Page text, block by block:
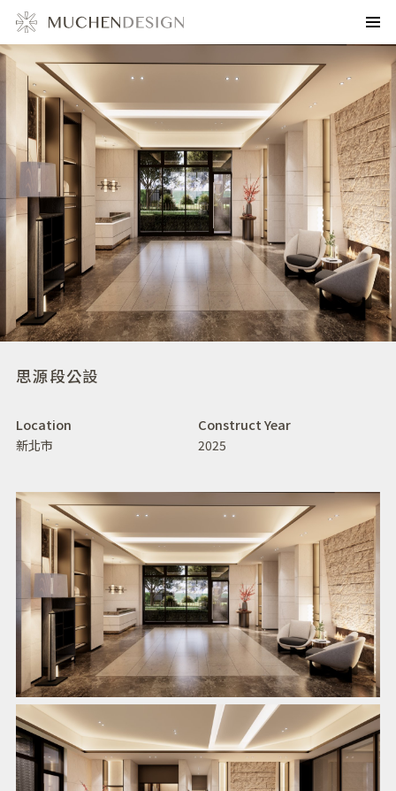
思源段公設
Location
新北市
Construct Year
2025